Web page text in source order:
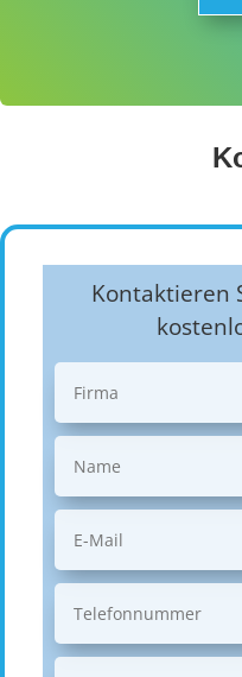
Kontaktieren